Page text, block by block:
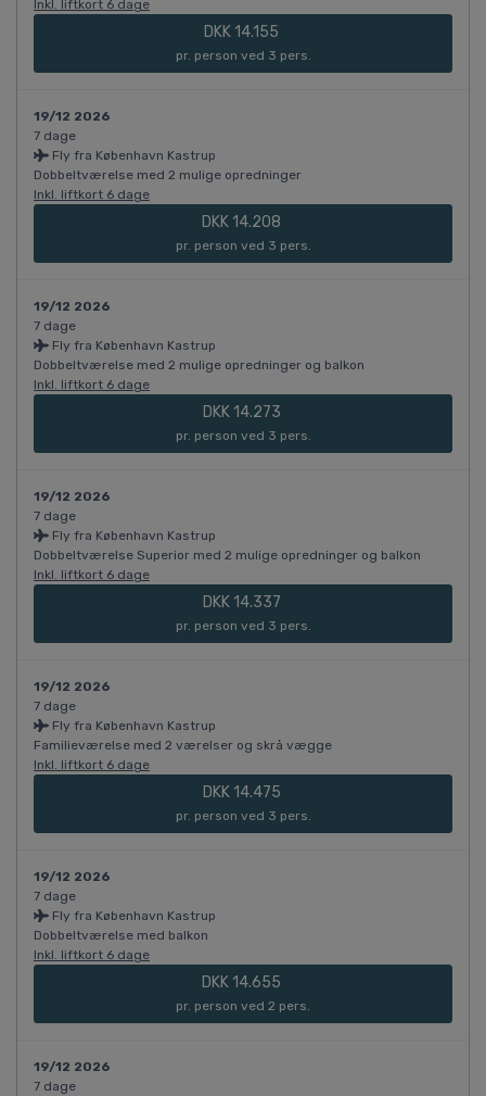
Inkl. liftkort 6 dage
DKK 14.155
pr. person ved 3 pers.
19/12 2026
7 dage
Fly fra København Kastrup
Dobbeltværelse med 2 mulige opredninger
Inkl. liftkort 6 dage
DKK 14.208
pr. person ved 3 pers.
19/12 2026
7 dage
Fly fra København Kastrup
Dobbeltværelse med 2 mulige opredninger og balkon
Inkl. liftkort 6 dage
DKK 14.273
pr. person ved 3 pers.
19/12 2026
7 dage
Fly fra København Kastrup
Dobbeltværelse Superior med 2 mulige opredninger og balkon
Inkl. liftkort 6 dage
DKK 14.337
pr. person ved 3 pers.
19/12 2026
7 dage
Fly fra København Kastrup
Familieværelse med 2 værelser og skrå vægge
Inkl. liftkort 6 dage
DKK 14.475
pr. person ved 3 pers.
19/12 2026
7 dage
Fly fra København Kastrup
Dobbeltværelse med balkon
Inkl. liftkort 6 dage
DKK 14.655
pr. person ved 2 pers.
19/12 2026
7 dage